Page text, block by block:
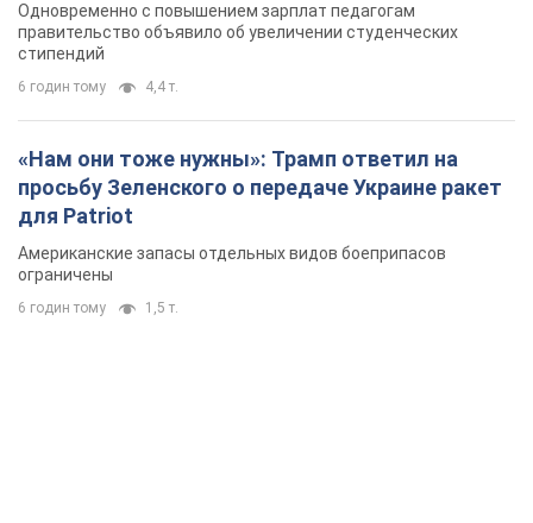
Одновременно с повышением зарплат педагогам
правительство объявило об увеличении студенческих
стипендий
6 годин тому 4,4 т.
«Нам они тоже нужны»: Трамп ответил на
просьбу Зеленского о передаче Украине ракет
для Patriot
Американские запасы отдельных видов боеприпасов
ограничены
6 годин тому 1,5 т.